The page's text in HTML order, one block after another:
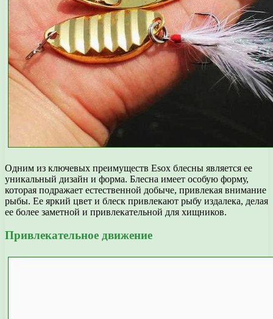
Одним из ключевых преимуществ Esox блесны является ее
уникальный дизайн и форма. Блесна имеет особую форму,
которая подражает естественной добыче, привлекая внимание
рыбы. Ее яркий цвет и блеск привлекают рыбу издалека, делая
ее более заметной и привлекательной для хищников.
Привлекательное движение